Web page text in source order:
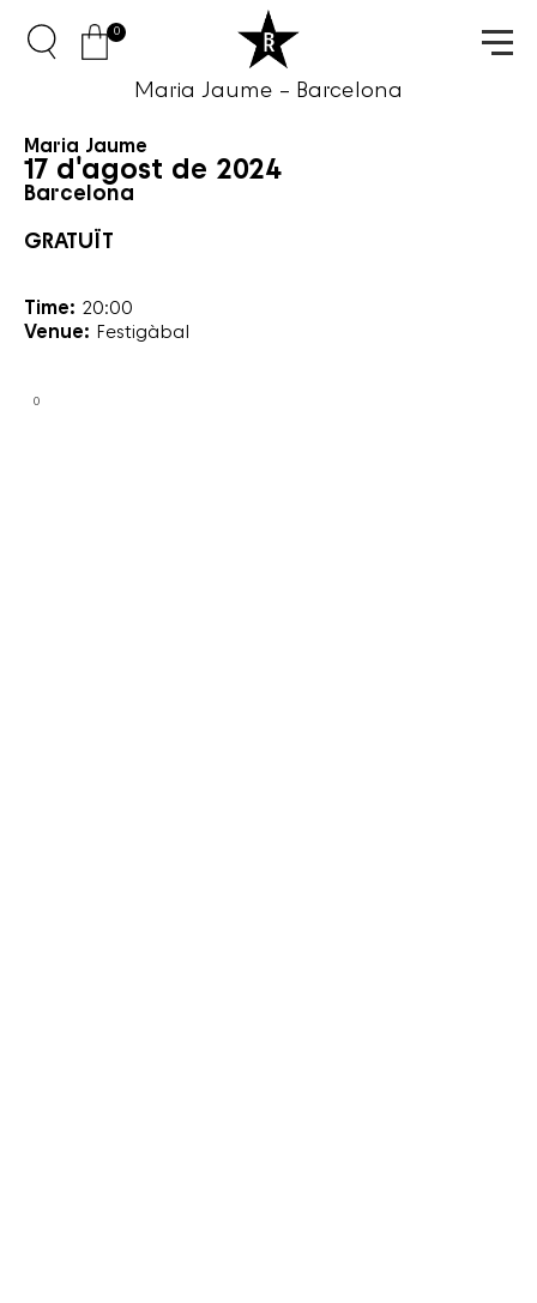
Maria Jaume – Barcelona
0
Maria Jaume
17 d'agost de 2024
Barcelona
GRATUÏT
Time: 20:00
Venue: Festigàbal
0